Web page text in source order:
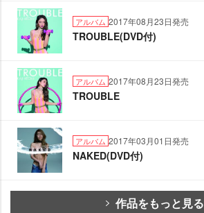
アルバム 2017年08月23日発売
TROUBLE(DVD付)
アルバム 2017年08月23日発売
TROUBLE
アルバム 2017年03月01日発売
NAKED(DVD付)
作品をもっと見る